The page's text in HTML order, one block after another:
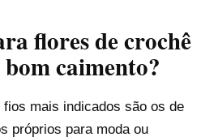
flores de crochê
caimento?
fios mais indicados são os de
próprios para moda ou